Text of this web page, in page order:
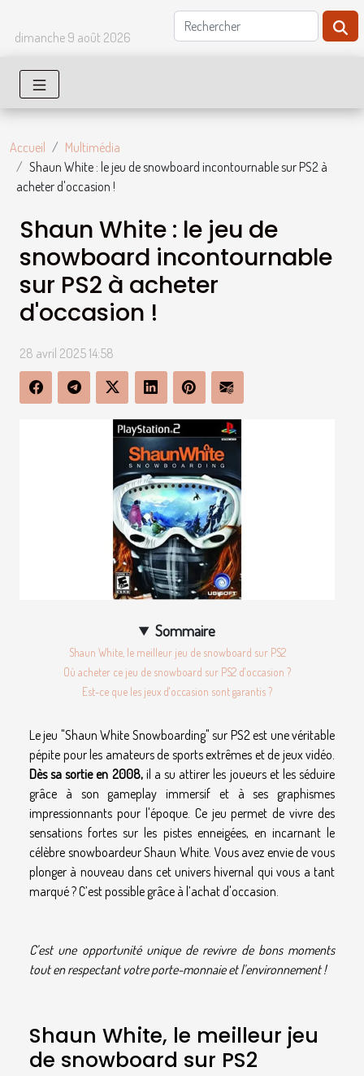
dimanche 9 août 2026
Accueil
Multimédia
Shaun White : le jeu de snowboard incontournable sur PS2 à
acheter d'occasion !
Shaun White : le jeu de
snowboard incontournable
sur PS2 à acheter
d'occasion !
28 avril 2025 14:58
Sommaire
Shaun White, le meilleur jeu de snowboard sur PS2
Où acheter ce jeu de snowboard sur PS2 d'occasion ?
Est-ce que les jeux d'occasion sont garantis ?
Le jeu "Shaun White Snowboarding" sur PS2 est une véritable
pépite pour les amateurs de sports extrêmes et de jeux vidéo.
Dès sa sortie en 2008,il a su attirer les joueurs et les séduire
grâce à son gameplay immersif et à ses graphismes
impressionnants pour l'époque. Ce jeu permet de vivre des
sensations fortes sur les pistes enneigées, en incarnant le
célèbre snowboardeur Shaun White. Vous avez envie de vous
plonger à nouveau dans cet univers hivernal qui vous a tant
marqué ? C’est possible grâce à l’achat d'occasion.
C’est une opportunité unique de revivre de bons moments
tout en respectant votre porte-monnaie et l’environnement !
Shaun White, le meilleur jeu
de snowboard sur PS2